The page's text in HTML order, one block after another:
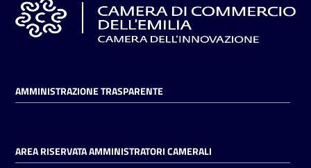
Tutelare
l'Impresa
in
digitale
AMMINISTRAZIONE TRASPARENTE
AREA RISERVATA AMMINISTRATORI CAMERALI